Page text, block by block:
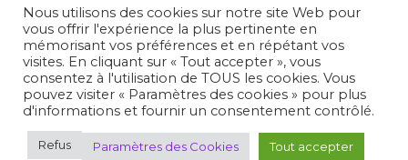
Fédération Française de Tir• 38, rue Brunel - 75017 Paris
• Tél. : +33 (0)1 58 05 45 45
© 2012 - 2026 Fédération Française de Tir -Réalisation Umazuma-
Paris
Nous utilisons des cookies sur notre site Web pour
vous offrir l'expérience la plus pertinente en
mémorisant vos préférences et en répétant vos
visites. En cliquant sur « Tout accepter », vous
consentez à l'utilisation de TOUS les cookies. Vous
pouvez visiter « Paramètres des cookies » pour plus
d'informations et fournir un consentement contrôlé.
Refus Paramètres des Cookies Tout accepter